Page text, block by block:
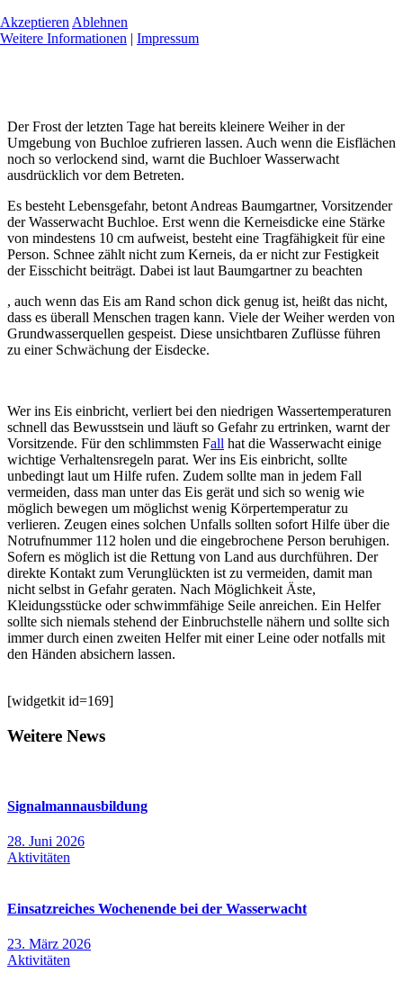
Der Frost der letzten Tage hat bereits kleinere Weiher in der
Umgebung von Buchloe zufrieren lassen. Auch wenn die Eisflächen
noch so verlockend sind, warnt die Buchloer Wasserwacht
ausdrücklich vor dem Betreten.
Es besteht Lebensgefahr, betont Andreas Baumgartner, Vorsitzender
der Wasserwacht Buchloe. Erst wenn die Kerneisdicke eine Stärke
von mindestens 10 cm aufweist, besteht eine Tragfähigkeit für eine
Person. Schnee zählt nicht zum Kerneis, da er nicht zur Festigkeit
der Eisschicht beiträgt. Dabei ist laut Baumgartner zu beachten
, auch wenn das Eis am Rand schon dick genug ist, heißt das nicht,
dass es überall Menschen tragen kann. Viele der Weiher werden von
Grundwasserquellen gespeist. Diese unsichtbaren Zuflüsse führen
zu einer Schwächung der Eisdecke.
Wer ins Eis einbricht, verliert bei den niedrigen Wassertemperaturen
schnell das Bewusstsein und läuft so Gefahr zu ertrinken, warnt der
Vorsitzende. Für den schlimmsten Fall hat die Wasserwacht einige
wichtige Verhaltensregeln parat. Wer ins Eis einbricht, sollte
unbedingt laut um Hilfe rufen. Zudem sollte man in jedem Fall
vermeiden, dass man unter das Eis gerät und sich so wenig wie
möglich bewegen um möglichst wenig Körpertemperatur zu
verlieren. Zeugen eines solchen Unfalls sollten sofort Hilfe über die
Notrufnummer 112 holen und die eingebrochene Person beruhigen.
Sofern es möglich ist die Rettung von Land aus durchführen. Der
direkte Kontakt zum Verunglückten ist zu vermeiden, damit man
nicht selbst in Gefahr geraten. Nach Möglichkeit Äste,
Kleidungsstücke oder schwimmfähige Seile anreichen. Ein Helfer
sollte sich niemals stehend der Einbruchstelle nähern und sollte sich
immer durch einen zweiten Helfer mit einer Leine oder notfalls mit
den Händen absichern lassen.
[widgetkit id=169]
Weitere News
Signalmannausbildung
28. Juni 2026
Aktivitäten
Einsatzreiches Wochenende bei der Wasserwacht
23. März 2026
Aktivitäten
Akzeptieren Ablehnen
Weitere Informationen | Impressum